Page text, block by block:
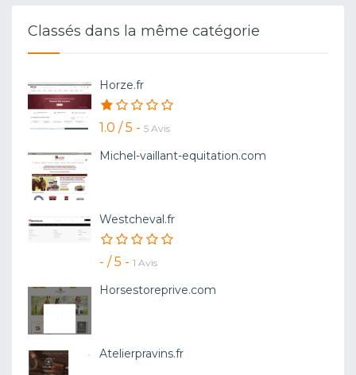
Classés dans la même catégorie
Horze.fr
1.0 / 5 - 5 Avis
Michel-vaillant-equitation.com
Westcheval.fr
- / 5 - 1 Avis
Horsestoreprive.com
Atelierpravins.fr